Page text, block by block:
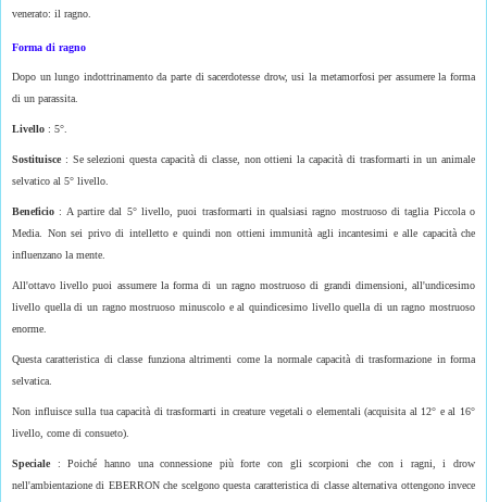
venerato: il ragno.
Forma di ragno
Dopo un lungo indottrinamento da parte di sacerdotesse drow, usi la metamorfosi per assumere la forma
di un parassita.
Livello : 5°.
Sostituisce : Se selezioni questa capacità di classe, non ottieni la capacità di trasformarti in un animale
selvatico al 5° livello.
Beneficio : A partire dal 5° livello, puoi trasformarti in qualsiasi ragno mostruoso di taglia Piccola o
Media. Non sei privo di intelletto e quindi non ottieni immunità agli incantesimi e alle capacità che
influenzano la mente.
All'ottavo livello puoi assumere la forma di un ragno mostruoso di grandi dimensioni, all'undicesimo
livello quella di un ragno mostruoso minuscolo e al quindicesimo livello quella di un ragno mostruoso
enorme.
Questa caratteristica di classe funziona altrimenti come la normale capacità di trasformazione in forma
selvatica.
Non influisce sulla tua capacità di trasformarti in creature vegetali o elementali (acquisita al 12° e al 16°
livello, come di consueto).
Speciale : Poiché hanno una connessione più forte con gli scorpioni che con i ragni, i drow
nell'ambientazione di EBERRON che scelgono questa caratteristica di classe alternativa ottengono invece